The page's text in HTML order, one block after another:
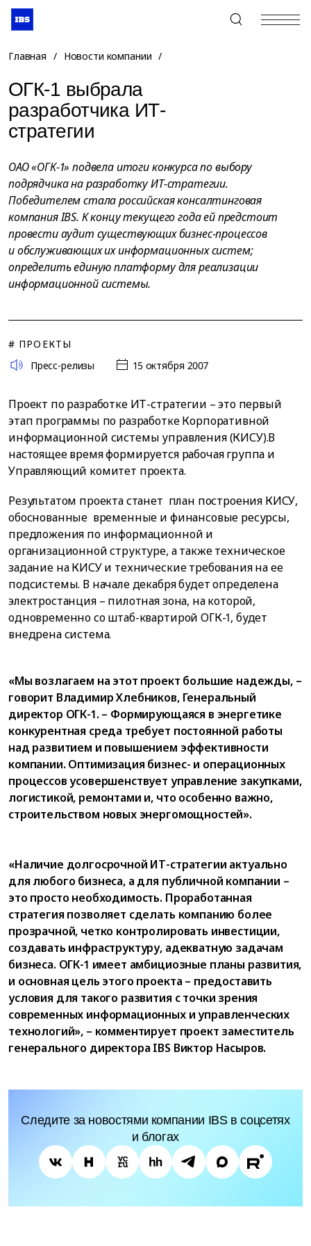
+7 (495) 967-80-80
Главная / Новости компании /
ОГК-1 выбрала
разработчика ИТ-
стратегии
ОАО «ОГК-1» подвела итоги конкурса по выбору
подрядчика на разработку ИТ-стратегии.
Победителем стала российская консалтинговая
компания IBS. К концу текущего года ей предстоит
провести аудит существующих бизнес-процессов
и обслуживающих их информационных систем;
определить единую платформу для реализации
информационной системы.
# ПРОЕКТЫ
Пресс-релизы
15 октября 2007
Проект по разработке ИТ-стратегии – это первый
этап программы по разработке Корпоративной
информационной системы управления (КИСУ).В
настоящее время формируется рабочая группа и
Управляющий комитет проекта.
Результатом проекта станет план построения КИСУ,
обоснованные временные и финансовые ресурсы,
предложения по информационной и
организационной структуре, а также техническое
задание на КИСУ и технические требования на ее
подсистемы. В начале декабря будет определена
электростанция – пилотная зона, на которой,
одновременно со штаб-квартирой ОГК-1, будет
внедрена система.
«Мы возлагаем на этот проект большие надежды, –
говорит Владимир Хлебников, Генеральный
директор ОГК-1. – Формирующаяся в энергетике
конкурентная среда требует постоянной работы
над развитием и повышением эффективности
компании. Оптимизация бизнес- и операционных
процессов усовершенствует управление закупками,
логистикой, ремонтами и, что особенно важно,
строительством новых энергомощностей».
«Наличие долгосрочной ИТ-стратегии актуально
для любого бизнеса, а для публичной компании –
это просто необходимость. Проработанная
стратегия позволяет сделать компанию более
прозрачной, четко контролировать инвестиции,
создавать инфраструктуру, адекватную задачам
бизнеса. ОГК-1 имеет амбициозные планы развития,
и основная цель этого проекта – предоставить
условия для такого развития с точки зрения
современных информационных и управленческих
технологий», – комментирует проект заместитель
генерального директора IBS Виктор Насыров.
Следите за новостями компании IBS в соцсетях
и блогах